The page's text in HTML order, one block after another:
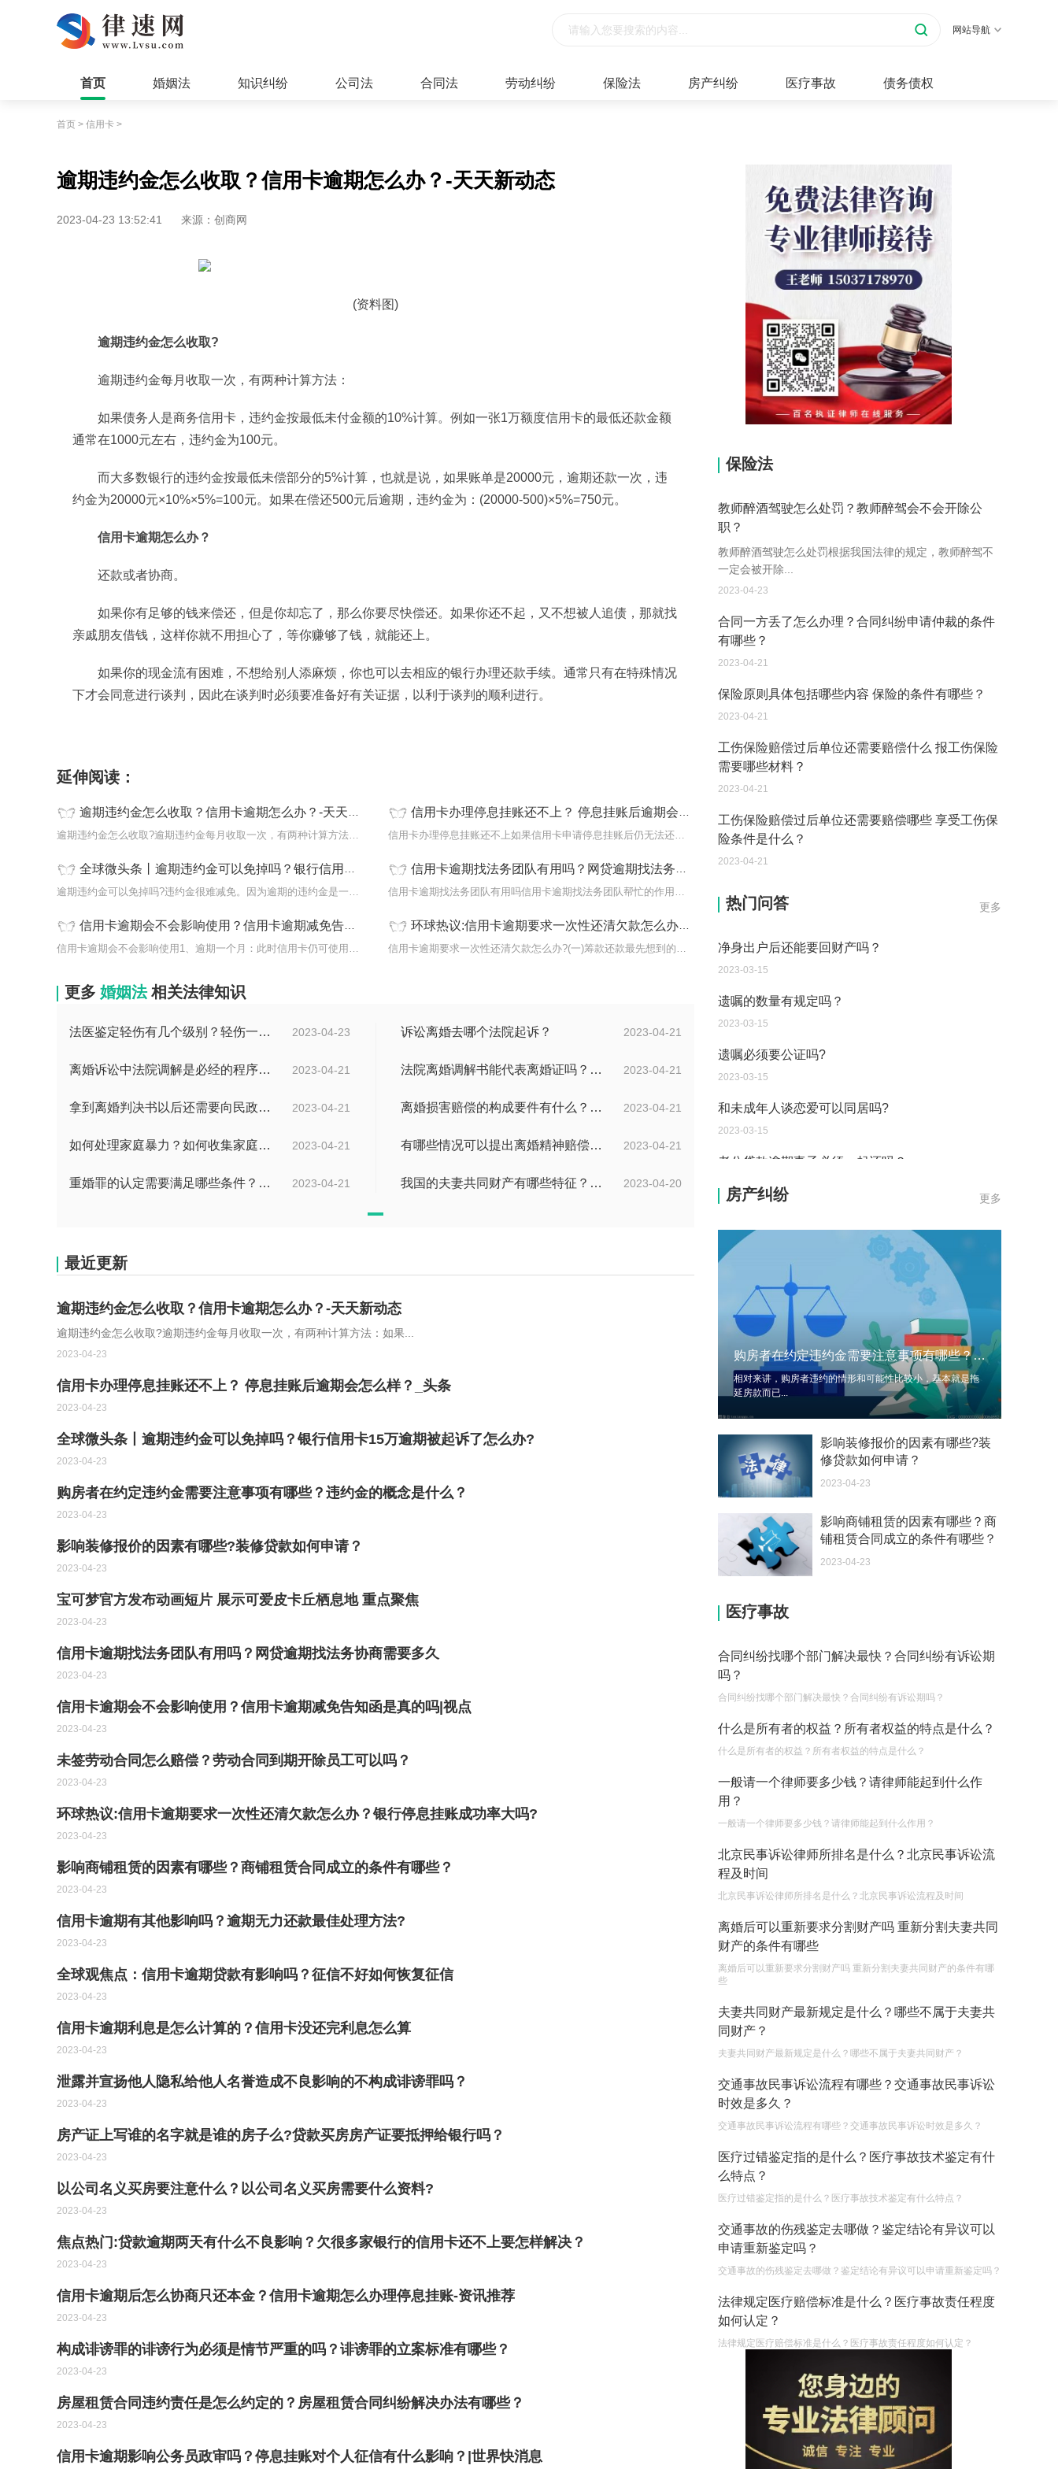
网站导航
首页 婚姻法 知识纠纷 公司法 合同法 劳动纠纷 保险法 房产纠纷 医疗事故 债务债权
首页 > 信用卡 >
逾期违约金怎么收取？信用卡逾期怎么办？-天天新动态
2023-04-23 13:52:41 来源：创商网
(资料图)
逾期违约金怎么收取?
逾期违约金每月收取一次，有两种计算方法：
如果债务人是商务信用卡，违约金按最低未付金额的10%计算。例如一张1万额度信用卡的最低还款金额
通常在1000元左右，违约金为100元。
而大多数银行的违约金按最低未偿部分的5%计算，也就是说，如果账单是20000元，逾期还款一次，违
约金为20000元×10%×5%=100元。如果在偿还500元后逾期，违约金为：(20000-500)×5%=750元。
信用卡逾期怎么办？
还款或者协商。
如果你有足够的钱来偿还，但是你却忘了，那么你要尽快偿还。如果你还不起，又不想被人追债，那就找
亲戚朋友借钱，这样你就不用担心了，等你赚够了钱，就能还上。
如果你的现金流有困难，不想给别人添麻烦，你也可以去相应的银行办理还款手续。通常只有在特殊情况
下才会同意进行谈判，因此在谈判时必须要准备好有关证据，以利于谈判的顺利进行。
延伸阅读：
逾期违约金怎么收取？信用卡逾期怎么办？-天天新动态
逾期违约金怎么收取?逾期违约金每月收取一次，有两种计算方法：如果...
信用卡办理停息挂账还不上？ 停息挂账后逾期会怎么样？_头条
信用卡办理停息挂账还不上如果信用卡申请停息挂账后仍无法还款，客...
全球微头条丨逾期违约金可以免掉吗？银行信用卡15万逾期被起诉了怎么办?
逾期违约金可以免掉吗?违约金很难减免。因为逾期的违约金是一笔合理...
信用卡逾期找法务团队有用吗？网贷逾期找法务协商需要多久
信用卡逾期找法务团队有用吗信用卡逾期找法务团队帮忙的作用不是很...
信用卡逾期会不会影响使用？信用卡逾期减免告知函是真的吗|视点
信用卡逾期会不会影响使用1、逾期一个月：此时信用卡仍可使用，但在...
环球热议:信用卡逾期要求一次性还清欠款怎么办？银行停息挂账成功率大吗?
信用卡逾期要求一次性还清欠款怎么办?(一)筹款还款最先想到的办法就...
更多 婚姻法 相关法律知识
2023-04-23
法医鉴定轻伤有几个级别？轻伤一级是什么标准？ 2023-04-21
诉讼离婚去哪个法院起诉？
2023-04-21
离婚诉讼中法院调解是必经的程序吗？人民法院进行调解工作分为几个阶段？ 2023-04-21
法院离婚调解书能代表离婚证吗？离婚调解到第一次开庭需要多久？
2023-04-21
拿到离婚判决书以后还需要向民政部门申领离婚证吗？ 2023-04-21
离婚损害赔偿的构成要件有什么？离婚损害赔偿是建立在侵权责任之上的吗？
2023-04-21
如何处理家庭暴力？如何收集家庭暴力证据而离婚？ 2023-04-21
有哪些情况可以提出离婚精神赔偿？构成配偶与他人同居的条件有哪些？
2023-04-21
重婚罪的认定需要满足哪些条件？男人重婚罪会坐牢吗？ 2023-04-20
我国的夫妻共同财产有哪些特征？夫妻财产转移合法的方式有什么？
最近更新
逾期违约金怎么收取？信用卡逾期怎么办？-天天新动态
逾期违约金怎么收取?逾期违约金每月收取一次，有两种计算方法：如果...
2023-04-23
信用卡办理停息挂账还不上？ 停息挂账后逾期会怎么样？_头条
2023-04-23
全球微头条丨逾期违约金可以免掉吗？银行信用卡15万逾期被起诉了怎么办?
2023-04-23
购房者在约定违约金需要注意事项有哪些？违约金的概念是什么？
2023-04-23
影响装修报价的因素有哪些?装修贷款如何申请？
2023-04-23
宝可梦官方发布动画短片 展示可爱皮卡丘栖息地 重点聚焦
2023-04-23
信用卡逾期找法务团队有用吗？网贷逾期找法务协商需要多久
2023-04-23
信用卡逾期会不会影响使用？信用卡逾期减免告知函是真的吗|视点
2023-04-23
未签劳动合同怎么赔偿？劳动合同到期开除员工可以吗？
2023-04-23
环球热议:信用卡逾期要求一次性还清欠款怎么办？银行停息挂账成功率大吗?
2023-04-23
影响商铺租赁的因素有哪些？商铺租赁合同成立的条件有哪些？
2023-04-23
信用卡逾期有其他影响吗？逾期无力还款最佳处理方法?
2023-04-23
全球观焦点：信用卡逾期贷款有影响吗？征信不好如何恢复征信
2023-04-23
信用卡逾期利息是怎么计算的？信用卡没还完利息怎么算
2023-04-23
泄露并宣扬他人隐私给他人名誉造成不良影响的不构成诽谤罪吗？
2023-04-23
房产证上写谁的名字就是谁的房子么?贷款买房房产证要抵押给银行吗？
2023-04-23
以公司名义买房要注意什么？以公司名义买房需要什么资料?
2023-04-23
焦点热门:贷款逾期两天有什么不良影响？欠很多家银行的信用卡还不上要怎样解决？
2023-04-23
信用卡逾期后怎么协商只还本金？信用卡逾期怎么办理停息挂账-资讯推荐
2023-04-23
构成诽谤罪的诽谤行为必须是情节严重的吗？诽谤罪的立案标准有哪些？
2023-04-23
房屋租赁合同违约责任是怎么约定的？房屋租赁合同纠纷解决办法有哪些？
2023-04-23
信用卡逾期影响公务员政审吗？停息挂账对个人征信有什么影响？|世界快消息
保险法
教师醉酒驾驶怎么处罚？教师醉驾会不会开除公
职？
教师醉酒驾驶怎么处罚根据我国法律的规定，教师醉驾不
一定会被开除...
2023-04-23
合同一方丢了怎么办理？合同纠纷申请仲裁的条件
有哪些？
2023-04-21
保险原则具体包括哪些内容 保险的条件有哪些？
2023-04-21
工伤保险赔偿过后单位还需要赔偿什么 报工伤保险
需要哪些材料？
2023-04-21
工伤保险赔偿过后单位还需要赔偿哪些 享受工伤保
险条件是什么？
2023-04-21
更多
热门问答
跨国婚姻的好处有哪些?
净身出户后还能要回财产吗？
2023-03-15
遗嘱的数量有规定吗？
2023-03-15
遗嘱必须要公证吗?
2023-03-15
和未成年人谈恋爱可以同居吗?
2023-03-15
老公贷款逾期妻子必须一起还吗？
2023-03-15
2023-03-15
证据规则都有哪些呢？哪些不能作为证据呢？
2023-03-13
房产税是一年交一次吗？房产税的税率是多少呢？
确定和调整最低工资标准的影响因素有哪些呢？
2023-03-13
款的可以申请退税吗？
2023-03-13
直接提起行政诉讼的诉讼时效是多久呢？
2023-03-13
生育保险交满一年才可以报销吗？
2023-03-13
节假日免费时段到底是如何算起的呢？
驾驶机动车在市区逆行的怎么罚款和扣分呢？
2023-04-11
更多
房产纠纷
购房者在约定违约金需要注意事项有哪些？违约金的概念是什么？
相对来讲，购房者违约的情形和可能性比较小，基本就是拖
延房款而已...
影响装修报价的因素有哪些?装
修贷款如何申请？
2023-04-23
影响商铺租赁的因素有哪些？商
铺租赁合同成立的条件有哪些？
2023-04-23
医疗事故
合同纠纷找哪个部门解决最快？合同纠纷有诉讼期
吗？
合同纠纷找哪个部门解决最快？合同纠纷有诉讼期吗？
什么是所有者的权益？所有者权益的特点是什么？
什么是所有者的权益？所有者权益的特点是什么？
一般请一个律师要多少钱？请律师能起到什么作
用？
一般请一个律师要多少钱？请律师能起到什么作用？
北京民事诉讼律师所排名是什么？北京民事诉讼流
程及时间
北京民事诉讼律师所排名是什么？北京民事诉讼流程及时间
离婚后可以重新要求分割财产吗 重新分割夫妻共同
财产的条件有哪些
离婚后可以重新要求分割财产吗 重新分割夫妻共同财产的条件有哪
些
夫妻共同财产最新规定是什么？哪些不属于夫妻共
同财产？
夫妻共同财产最新规定是什么？哪些不属于夫妻共同财产？
交通事故民事诉讼流程有哪些？交通事故民事诉讼
时效是多久？
交通事故民事诉讼流程有哪些？交通事故民事诉讼时效是多久？
医疗过错鉴定指的是什么？医疗事故技术鉴定有什
么特点？
医疗过错鉴定指的是什么？医疗事故技术鉴定有什么特点？
交通事故的伤残鉴定去哪做？鉴定结论有异议可以
申请重新鉴定吗？
交通事故的伤残鉴定去哪做？鉴定结论有异议可以申请重新鉴定吗？
法律规定医疗赔偿标准是什么？医疗事故责任程度
如何认定？
法律规定医疗赔偿标准是什么？医疗事故责任程度如何认定？